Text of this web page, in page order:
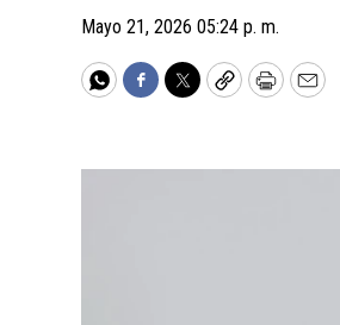
Mayo 21, 2026 05:24 p. m.
WhatsApp
Facebook
TwitterCopyPrintEmail